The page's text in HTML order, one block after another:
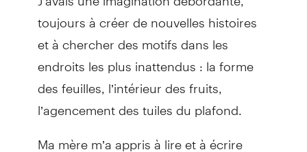
toujours à créer de nouvelles histoires
et à chercher des motifs dans les
endroits les plus inattendus : la forme
des feuilles, l’intérieur des fruits,
l’agencement des tuiles du plafond.
Ma mère m’a appris à lire et à écrire